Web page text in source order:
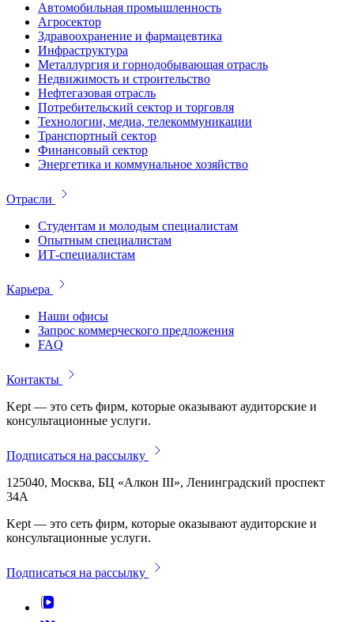
Автомобильная промышленность
Агросектор
Здравоохранение и фармацевтика
Инфраструктура
Металлургия и горнодобывающая отрасль
Недвижимость и строительство
Нефтегазовая отрасль
Потребительский сектор и торговля
Технологии, медиа, телекоммуникации
Транспортный сектор
Финансовый сектор
Энергетика и коммунальное хозяйство
Отрасли
Студентам и молодым специалистам
Опытным специалистам
ИТ-специалистам
Карьера
Наши офисы
Запрос коммерческого предложения
FAQ
Контакты
Kept — это сеть фирм, которые оказывают аудиторские и
консультационные услуги.
Подписаться на рассылку
125040, Москва, БЦ «Алкон III», Ленинградский проспект
34А
Kept — это сеть фирм, которые оказывают аудиторские и
консультационные услуги.
Подписаться на рассылку